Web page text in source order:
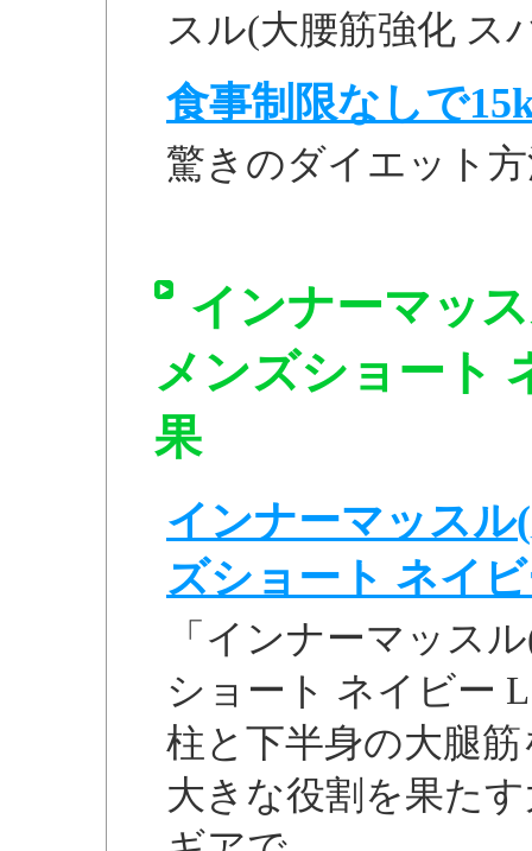
スル(大腰筋強化 ス
食事制限なしで
驚きのダイエット
インナーマッ
メンズショート
果
インナーマッス
ズショート ネイ
「インナーマッス
ショート ネイビー
柱と下半身の大腿
大きな役割を果た